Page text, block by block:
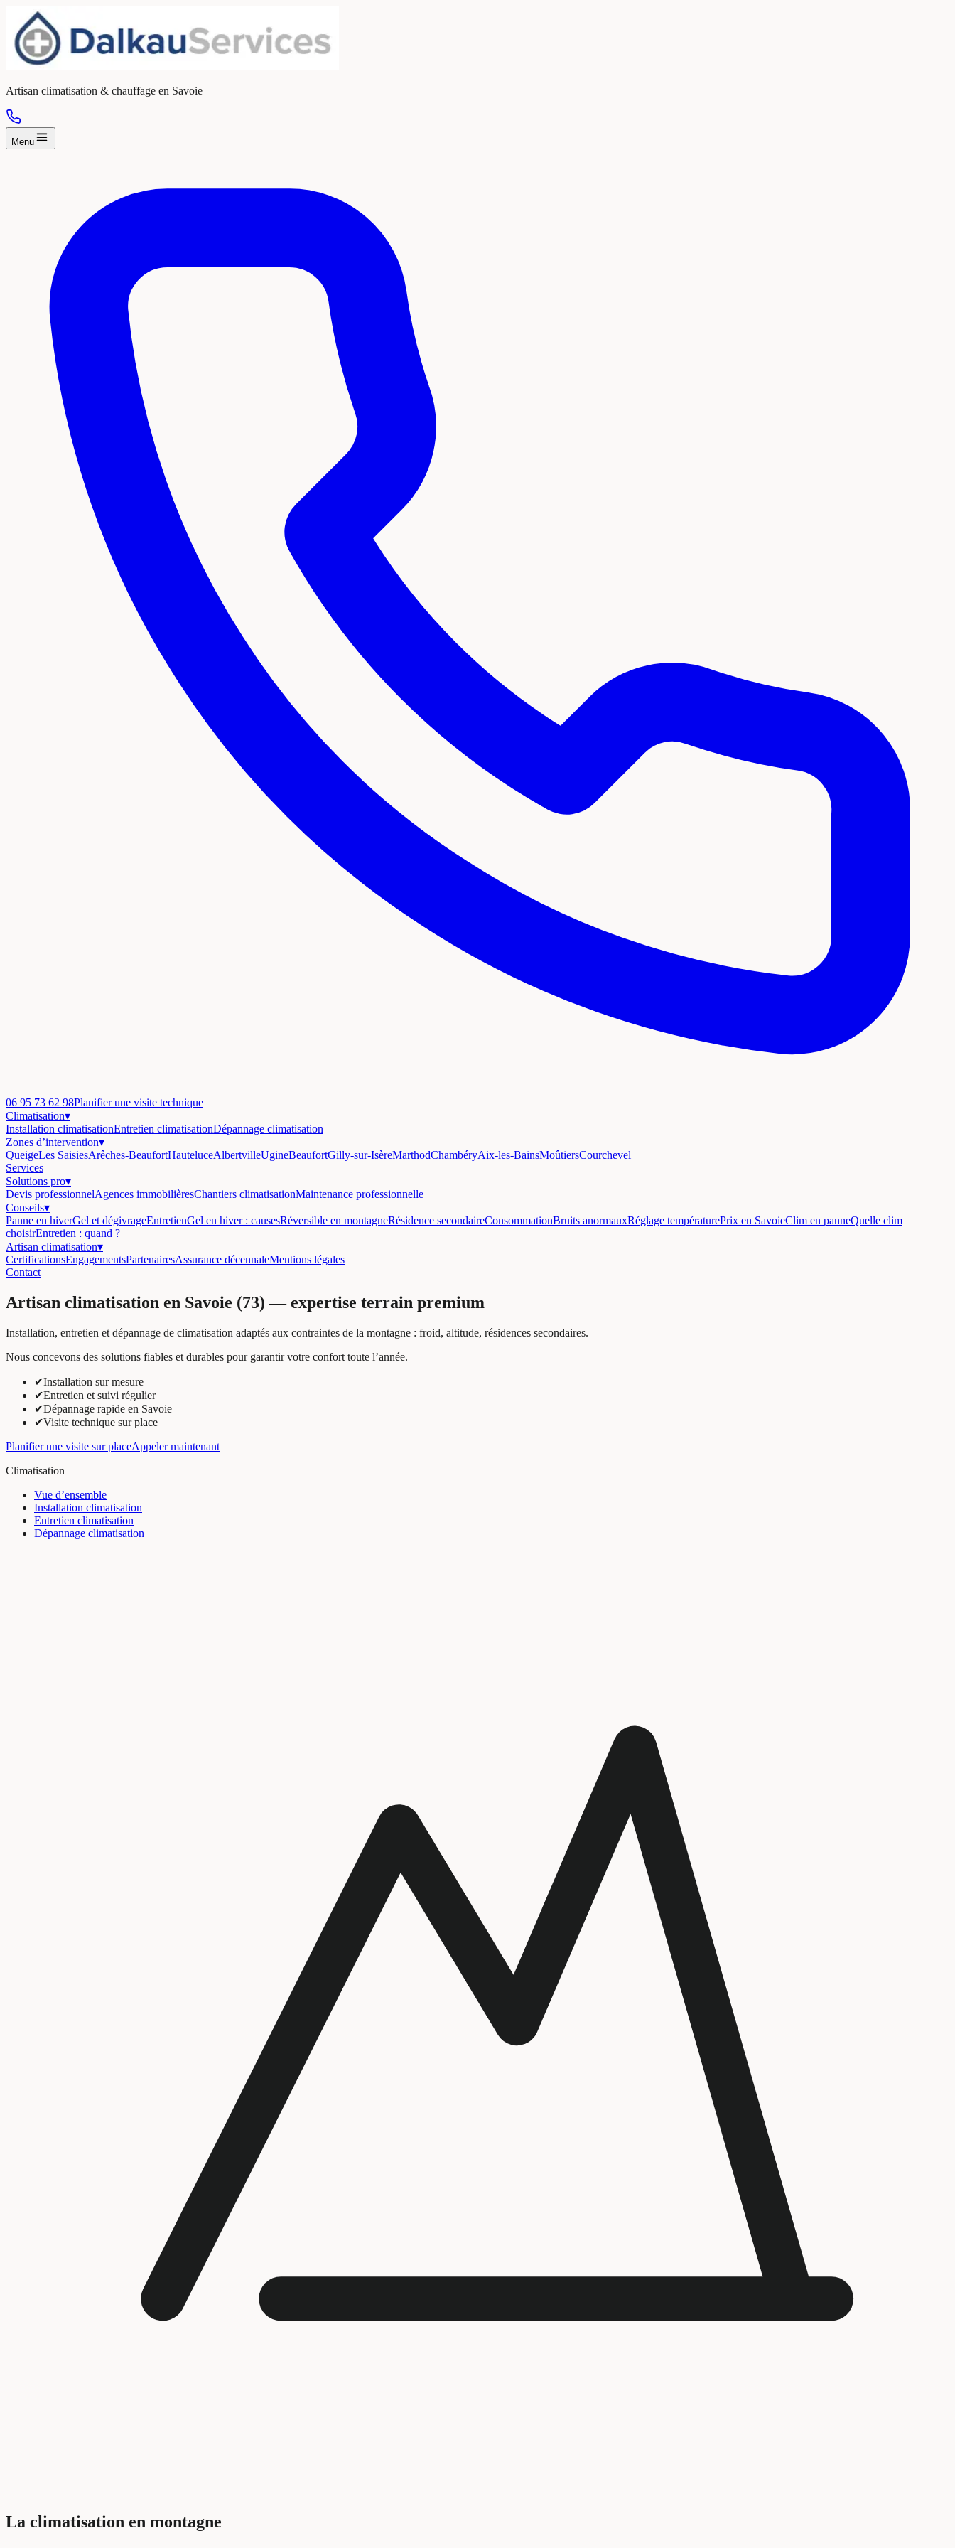
Artisan climatisation & chauffage en Savoie
Menu
06 95 73 62 98Planifier une visite technique
Climatisation▾
Installation climatisationEntretien climatisationDépannage climatisation
Zones d’intervention▾
QueigeLes SaisiesArêches-BeaufortHauteluceAlbertvilleUgineBeaufortGilly-sur-IsèreMarthodChambéryAix-les-BainsMoûtiersCourchevel
Services
Solutions pro▾
Devis professionnelAgences immobilièresChantiers climatisationMaintenance professionnelle
Conseils▾
Panne en hiverGel et dégivrageEntretienGel en hiver : causesRéversible en montagneRésidence secondaireConsommationBruits anormauxRéglage températurePrix en SavoieClim en panneQuelle clim
choisirEntretien : quand ?
Artisan climatisation▾
CertificationsEngagementsPartenairesAssurance décennaleMentions légales
Contact
Artisan climatisation en Savoie (73) — expertise terrain premium
Installation, entretien et dépannage de climatisation adaptés aux contraintes de la montagne : froid, altitude, résidences secondaires.
Nous concevons des solutions fiables et durables pour garantir votre confort toute l’année.
✔Installation sur mesure
✔Entretien et suivi régulier
✔Dépannage rapide en Savoie
✔Visite technique sur place
Planifier une visite sur placeAppeler maintenant
Climatisation
Vue d’ensemble
Installation climatisation
Entretien climatisation
Dépannage climatisation
La climatisation en montagne